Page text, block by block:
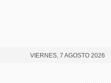
VIERNES, 7 AGOSTO 2026